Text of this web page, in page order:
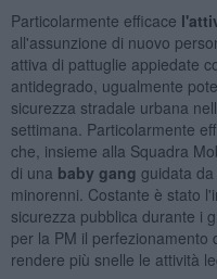
Particolarmente efficace
all'assunzione di nuovo
attiva di pattuglie appiedate
antidegrado, ugualmente
sicurezza stradale urbana
settimana. Particolarmente
che, insieme alla Squadra
di una baby gang guidata
minorenni. Costante è stato
sicurezza pubblica durante i
per la PM il perfezionamento
rendere più snelle le attività